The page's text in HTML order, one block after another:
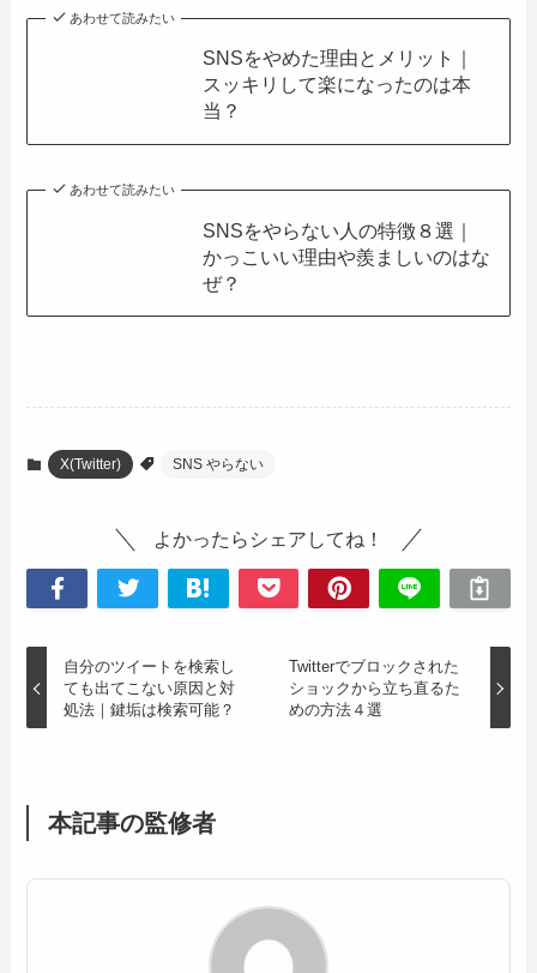
あわせて読みたい
SNSをやめた理由とメリット｜
スッキリして楽になったのは本
当？
あわせて読みたい
SNSをやらない人の特徴８選｜
かっこいい理由や羨ましいのはな
ぜ？
X(Twitter) SNS やらない
よかったらシェアしてね！
自分のツイートを検索し
ても出てこない原因と対
処法｜鍵垢は検索可能？
Twitterでブロックされた
ショックから立ち直るた
めの方法４選
本記事の監修者